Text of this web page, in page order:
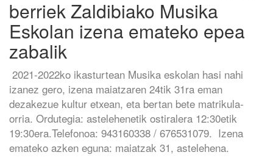
berriek Zaldibiako Musika
Eskolan izena emateko epea
zabalik
2021-2022ko ikasturtean Musika eskolan hasi nahi
izanez gero, izena maiatzaren 24tik 31ra eman
dezakezue kultur etxean, eta bertan bete matrikula-
orria. Ordutegia: astelehenetik ostiralera 12:30etik
19:30era.Telefonoa: 943160338 / 676531079. Izena
emateko azken eguna: maiatzak 31, astelehena.